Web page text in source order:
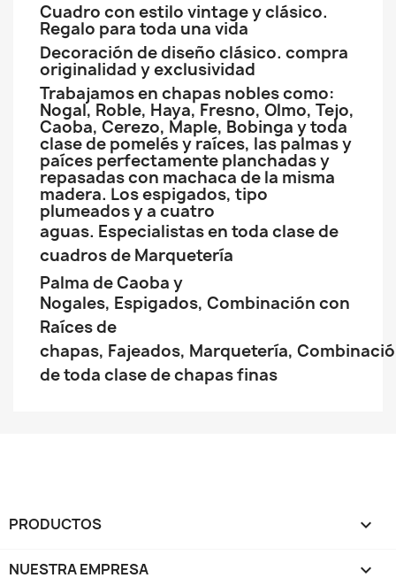
Cuadro con estilo vintage y clásico.
Regalo para toda una vida
Decoración de diseño clásico. compra
originalidad y exclusividad
Trabajamos en chapas nobles como:
Nogal, Roble, Haya, Fresno, Olmo, Tejo,
Caoba, Cerezo, Maple, Bobinga y toda
clase de pomelés y raíces, las palmas y
paíces perfectamente planchadas y
repasadas con machaca de la misma
madera. Los espigados, tipo
plumeados y a cuatro
aguas. Especialistas en toda clase de
cuadros de Marquetería
Palma de Caoba y
Nogales, Espigados, Combinación con
Raíces de
chapas, Fajeados, Marquetería,
de toda clase de chapas finas
PRODUCTOS 
NUESTRA EMPRESA 